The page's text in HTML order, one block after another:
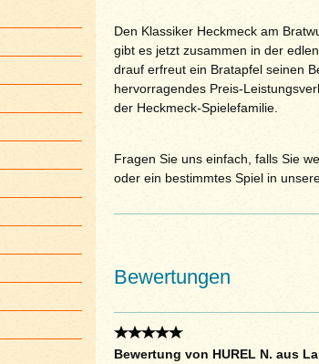
Den Klassiker Heckmeck am
gibt es jetzt zusammen in der
drauf erfreut ein Bratapfel seinen
hervorragendes Preis-
der Heckmeck-Spielefamilie.
Fragen Sie uns einfach, falls Sie
oder ein bestimmtes Spiel in
Bewertungen
Bewertung von HUREL N. aus